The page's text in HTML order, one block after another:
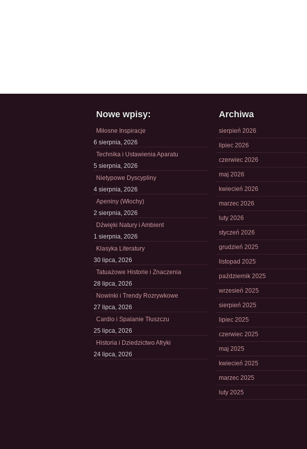
Nowe wpisy:
Miłosne Inspiracje
6 sierpnia, 2026
Technika i Ustawienia Aparatu
5 sierpnia, 2026
Nietypowe Dyscypliny
4 sierpnia, 2026
Apeniny (Włochy)
2 sierpnia, 2026
Dźwięki Natury i Ambient
1 sierpnia, 2026
Klasyka Literatury
30 lipca, 2026
Tatuażowe Historie i Znaczenia
28 lipca, 2026
Nowinki i Trendy Rozrywkowe
27 lipca, 2026
Cardio i Spalanie Tłuszczu
25 lipca, 2026
Historia i Dziedzictwo Afryki
24 lipca, 2026
Archiwa
sierpień 2026
lipiec 2026
czerwiec 2026
maj 2026
kwiecień 2026
marzec 2026
luty 2026
styczeń 2026
grudzień 2025
listopad 2025
październik 2025
wrzesień 2025
sierpień 2025
lipiec 2025
czerwiec 2025
maj 2025
kwiecień 2025
marzec 2025
luty 2025